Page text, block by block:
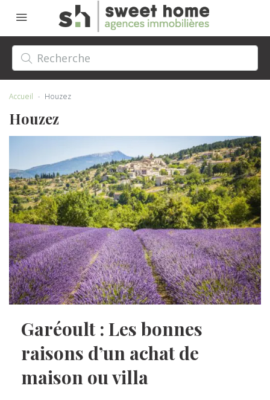
Accueil Houzez
Houzez
Garéoult : Les bonnes
raisons d’un achat de
maison ou villa